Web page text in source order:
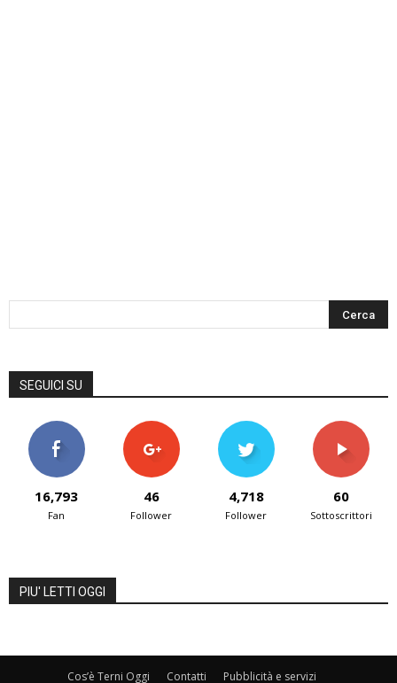
SEGUICI SU
16,793
Fan
46
Follower
4,718
Follower
60
Sottoscrittori
PIU' LETTI OGGI
Cos’è Terni Oggi Contatti Pubblicità e servizi